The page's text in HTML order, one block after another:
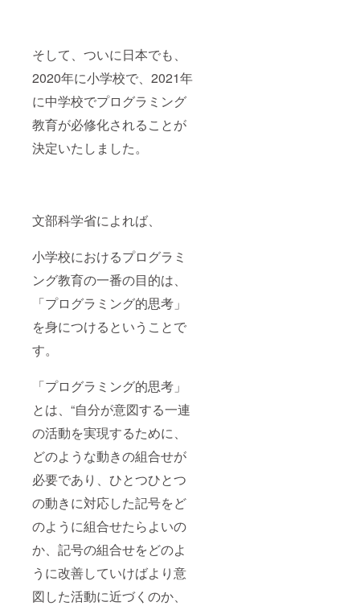
そして、ついに日本でも、
2020年に小学校で、2021年
に中学校でプログラミング
教育が必修化されることが
決定いたしました。
文部科学省によれば、
小学校におけるプログラミ
ング教育の一番の目的は、
「プログラミング的思考」
を身につけるということで
す。
「プログラミング的思考」
とは、“自分が意図する一連
の活動を実現するために、
どのような動きの組合せが
必要であり、ひとつひとつ
の動きに対応した記号をど
のように組合せたらよいの
か、記号の組合せをどのよ
うに改善していけばより意
図した活動に近づくのか、